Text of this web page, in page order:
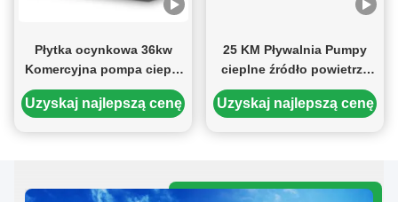
Płytka ocynkowa 36kw
Komercyjna pompa ciepła
ze źródłem powietrza dla
elektrowni
Uzyskaj najlepszą cenę
25 KM Pływalnia Pumpy
cieplne źródło powietrza
Wysoka wydajność
21,37kw
Uzyskaj najlepszą cenę